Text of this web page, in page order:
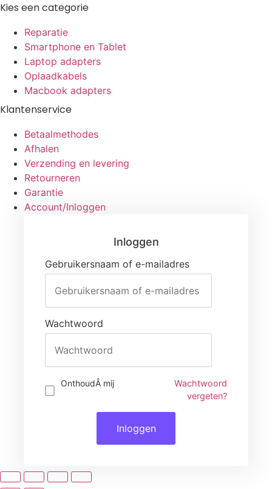
Kies een categorie
Reparatie
Smartphone en Tablet
Laptop adapters
Oplaadkabels
Macbook adapters
Klantenservice
Betaalmethodes
Afhalen
Verzending en levering
Retourneren
Garantie
Account/Inloggen
Gebruikersnaam of e-mailadres
Wachtwoord
Inloggen